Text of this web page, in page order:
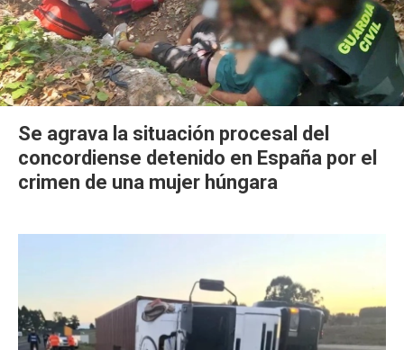
Se agrava la situación procesal del
concordiense detenido en España por el
crimen de una mujer húngara